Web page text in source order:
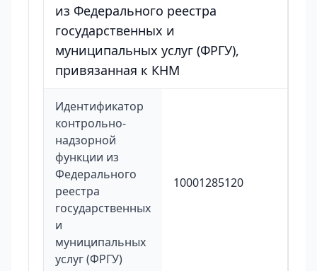
из Федерального реестра
государственных и
муниципальных услуг (ФРГУ),
привязанная к КНМ
Идентификатор
контрольно-
надзорной
функции из
Федерального
реестра
государственных
и
муниципальных
услуг (ФРГУ)
10001285120